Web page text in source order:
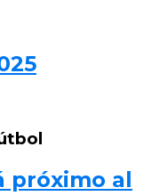
próximo al